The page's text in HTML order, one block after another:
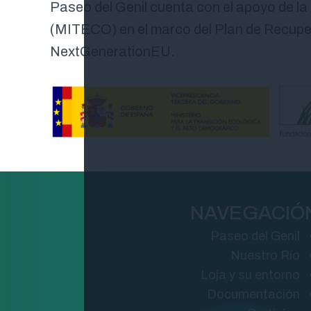
Paseo del Genil cuenta con el apoyo de
(MITECO) en el marco del Plan de
NextGenerationEU.